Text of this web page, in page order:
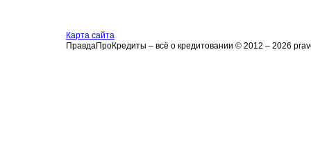
Карта сайта
ПравдаПроКредиты – всё о кредитовании © 2012 – 2026